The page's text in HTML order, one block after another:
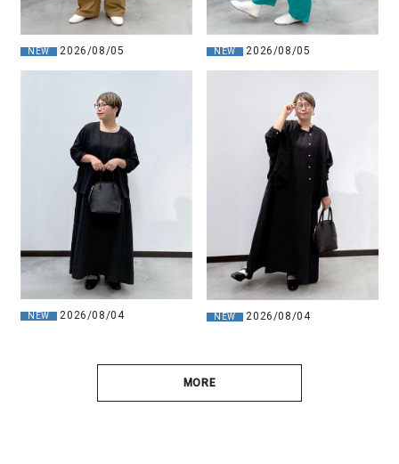
NEW 2026/08/05 NEW 2026/08/05
NEW 2026/08/04 NEW 2026/08/04
MORE